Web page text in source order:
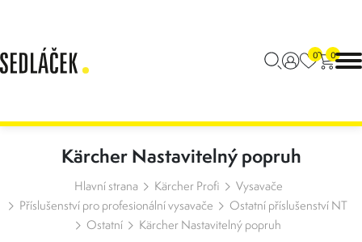
0 0
Kärcher Nastavitelný popruh
Hlavní strana Kärcher Profi
Vysavače
Příslušenství pro profesionální vysavače
Ostatní příslušenství NT
Ostatní
Kärcher Nastavitelný popruh